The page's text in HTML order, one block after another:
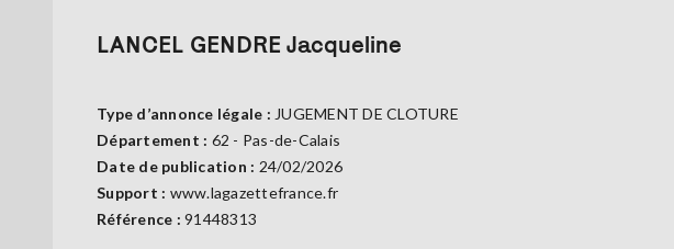
LANCEL GENDRE Jacqueline
Type d’annonce légale : JUGEMENT DE CLOTURE
Département : 62 - Pas-de-Calais
Date de publication : 24/02/2026
Support : www.lagazettefrance.fr
Référence : 91448313